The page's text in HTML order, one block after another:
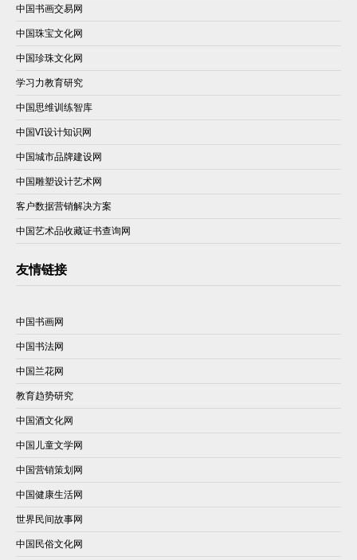
中国书画交易网
中国珠宝文化网
中国珍珠文化网
学习力教育研究
中国思维训练智库
中国VI设计知识网
中国城市品牌建设网
中国雕塑设计艺术网
客户数据营销解决方案
中国艺术品收藏证书查询网
友情链接
中国书画网
中国书法网
中国兰花网
教育趋势研究
中国酒文化网
中国儿童文学网
中国营销策划网
中国健康生活网
世界民间故事网
中国民俗文化网